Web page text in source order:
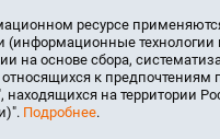
ресурсе
(информационные технологии
на основе сбора,
к предпочтениям
находящихся на территории
Подробнее.